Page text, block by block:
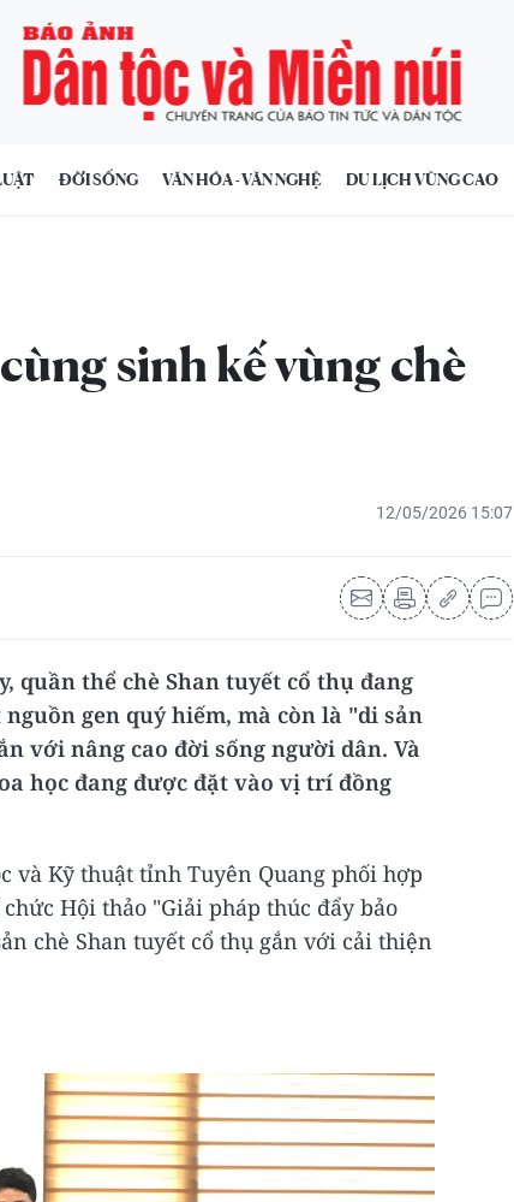
ĐỜI SỐNG VĂN HÓA - VĂN NGHỆ DU LỊCH VÙNG CAO
sinh kế vùng chè
12/05/2026 15:07
quần thể chè Shan tuyết cổ thụ đang
gen quý hiếm, mà còn là "di sản
với nâng cao đời sống người dân. Và
học đang được đặt vào vị trí đồng
và Kỹ thuật tỉnh Tuyên Quang phối hợp
Hội thảo "Giải pháp thúc đẩy bảo
chè Shan tuyết cổ thụ gắn với cải thiện